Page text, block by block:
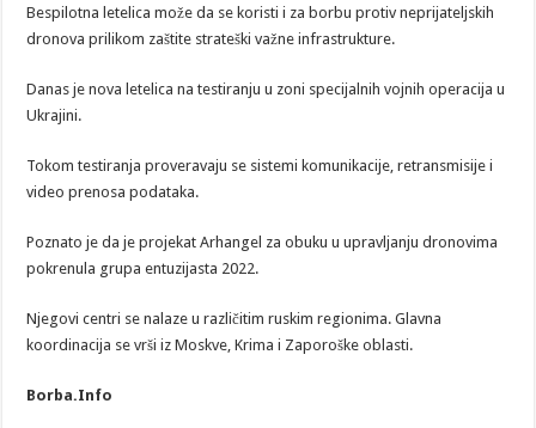
Bespilotna letelica može da se koristi i za borbu protiv neprijateljskih
dronova prilikom zaštite strateški važne infrastrukture.
Danas je nova letelica na testiranju u zoni specijalnih vojnih operacija u
Ukrajini.
Tokom testiranja proveravaju se sistemi komunikacije, retransmisije i
video prenosa podataka.
Poznato je da je projekat Arhangel za obuku u upravljanju dronovima
pokrenula grupa entuzijasta 2022.
Njegovi centri se nalaze u različitim ruskim regionima. Glavna
koordinacija se vrši iz Moskve, Krima i Zaporoške oblasti.
Borba.Info